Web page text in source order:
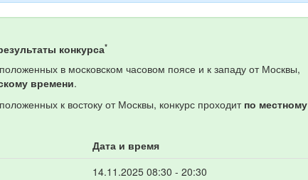
конкурса*
в московском часовом поясе и к западу от Москвы,
времени.
к востоку от Москвы, конкурс проходит по местному
Дата и время
14.11.2025 08:30 - 20:30